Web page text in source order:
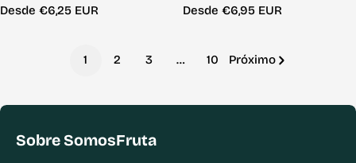
Precio
Desde €6,25 EUR
Precio
Desde €6,95 EUR
1 2 3 … 10 Próximo
Sobre SomosFruta